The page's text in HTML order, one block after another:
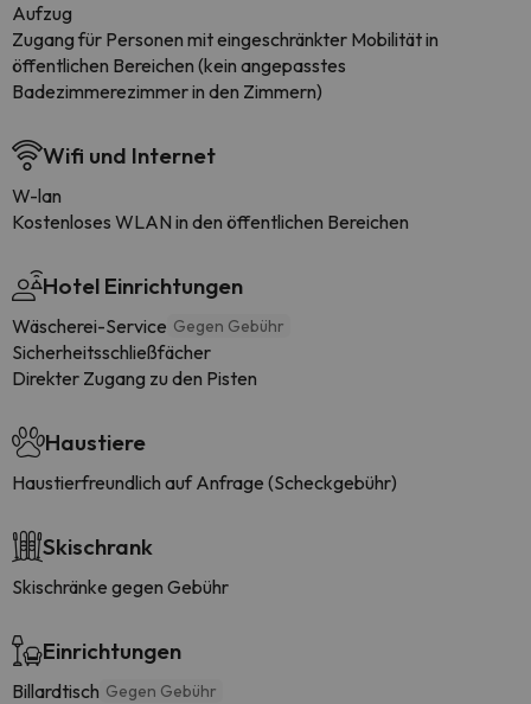
Aufzug
Zugang für Personen mit eingeschränkter Mobilität in
öffentlichen Bereichen (kein angepasstes
Badezimmerezimmer in den Zimmern)
Wifi und Internet
W-lan
Kostenloses WLAN in den öffentlichen Bereichen
Hotel Einrichtungen
Wäscherei-Service Gegen Gebühr
Sicherheitsschließfächer
Direkter Zugang zu den Pisten
Haustiere
Haustierfreundlich auf Anfrage (Scheckgebühr)
Skischrank
Skischränke gegen Gebühr
Einrichtungen
Billardtisch Gegen Gebühr